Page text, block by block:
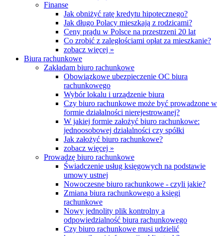
Finanse
Jak obniżyć ratę kredytu hipotecznego?
Jak długo Polacy mieszkają z rodzicami?
Ceny prądu w Polsce na przestrzeni 20 lat
Co zrobić z zaległościami opłat za mieszkanie?
zobacz więcej »
Biura rachunkowe
Zakładam biuro rachunkowe
Obowiązkowe ubezpieczenie OC biura
rachunkowego
Wybór lokalu i urządzenie biura
Czy biuro rachunkowe może być prowadzone w
formie działalności nierejestrowanej?
W jakiej formie założyć biuro rachunkowe:
jednoosobowej działalności czy spółki
Jak założyć biuro rachunkowe?
zobacz więcej »
Prowadzę biuro rachunkowe
Świadczenie usług księgowych na podstawie
umowy ustnej
Nowoczesne biuro rachunkowe - czyli jakie?
Zmiana biura rachunkowego a księgi
rachunkowe
Nowy jednolity plik kontrolny a
odpowiedzialność biura rachunkowego
Czy biuro rachunkowe musi udzielić